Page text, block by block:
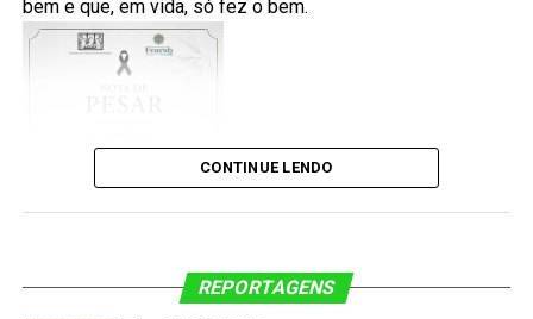
>> Conheça todos os finalistas da 3ª edição do
Prêmio Jabuti Acadêmico
do respeito às instituições e do compromisso de cada
cidadão com a informação de qualidade. Informar-se,
comparar propostas e votar com responsabilidade são
Para conferir o calendário completo, as regras
atualizadas e outras informações oficiais sobre as
Calendário Eleitoral.
bem e que, em vida, só fez o bem.
CONTINUE LENDO
REPORTAGENS